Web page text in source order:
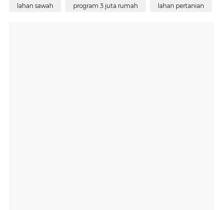
lahan sawah program 3 juta rumah lahan pertanian